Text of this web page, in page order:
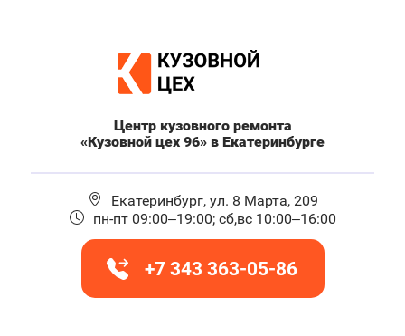
Центр кузовного ремонта
«Кузовной цех 96» в Екатеринбурге
Екатеринбург, ул. 8 Марта, 209
пн-пт 09:00–19:00; сб,вс 10:00–16:00
+7 343 363-05-86